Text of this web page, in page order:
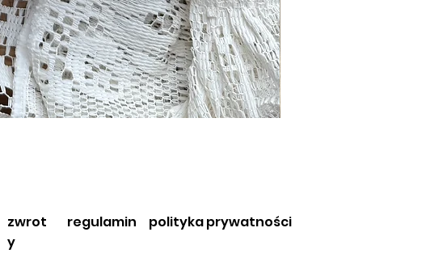
zwrot
y
regulamin polityka prywatności